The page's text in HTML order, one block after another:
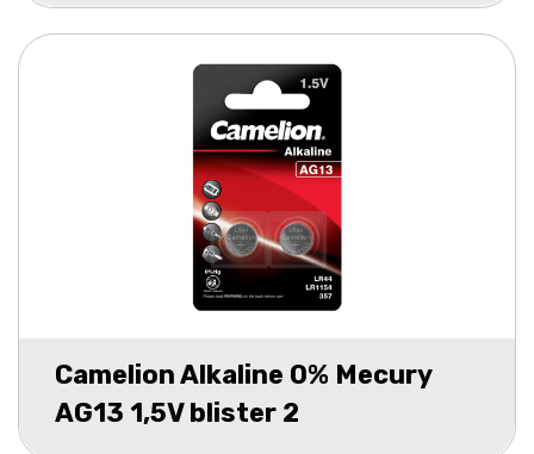
Camelion Alkaline 0% Mecury
AG13 1,5V blister 2